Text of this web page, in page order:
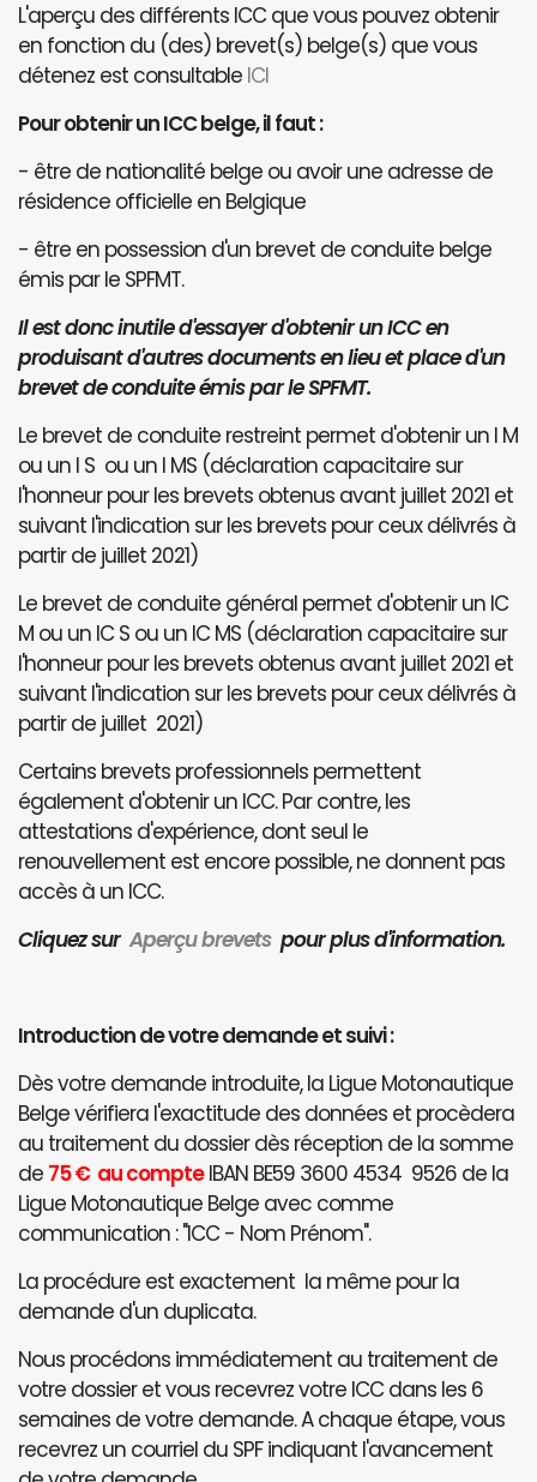
L'aperçu des différents ICC que vous pouvez obtenir
en fonction du (des) brevet(s) belge(s) que vous
détenez est consultable ICI
Pour obtenir un ICC belge, il faut :
- être de nationalité belge ou avoir une adresse de
résidence officielle en Belgique
- être en possession d'un brevet de conduite belge
émis par le SPFMT.
Il est donc inutile d'essayer d'obtenir un ICC en
produisant d'autres documents en lieu et place d'un
brevet de conduite émis par le SPFMT.
Le brevet de conduite restreint permet d'obtenir un I M
ou un I S ou un I MS (déclaration capacitaire sur
l'honneur pour les brevets obtenus avant juillet 2021 et
suivant l'indication sur les brevets pour ceux délivrés à
partir de juillet 2021)
Le brevet de conduite général permet d'obtenir un IC
M ou un IC S ou un IC MS (déclaration capacitaire sur
l'honneur pour les brevets obtenus avant juillet 2021 et
suivant l'indication sur les brevets pour ceux délivrés à
partir de juillet 2021)
Certains brevets professionnels permettent
également d'obtenir un ICC. Par contre, les
attestations d'expérience, dont seul le
renouvellement est encore possible, ne donnent pas
accès à un ICC.
Cliquez surAperçu brevets pour plus d'information.
Introduction de votre demande et suivi :
Dès votre demande introduite, la Ligue Motonautique
Belge vérifiera l'exactitude des données et procèdera
au traitement du dossier dès réception de la somme
de 75 € au compteIBAN BE59 3600 4534 9526 de la
Ligue Motonautique Belge avec comme
communication : "ICC - Nom Prénom".
La procédure est exactement la même pour la
demande d'un duplicata.
Nous procédons immédiatement au traitement de
votre dossier et vous recevrez votre ICC dans les 6
semaines de votre demande. A chaque étape, vous
recevrez un courriel du SPF indiquant l'avancement